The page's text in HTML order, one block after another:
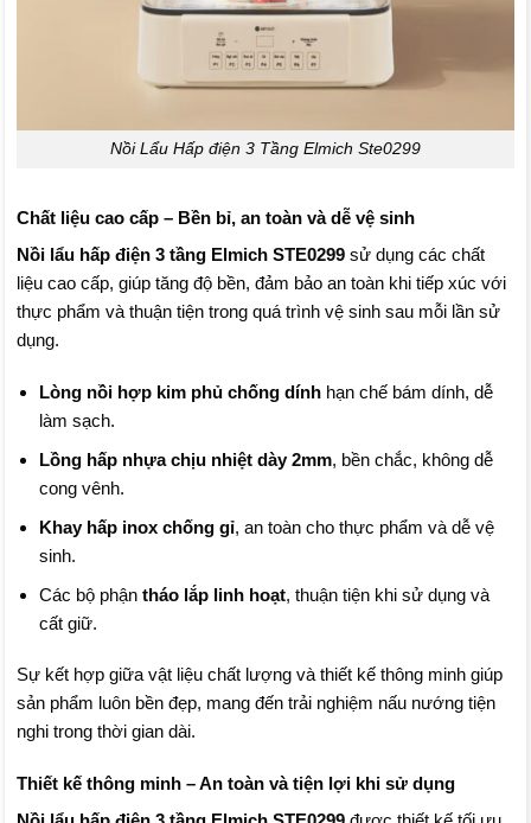
Nồi Lẩu Hấp điện 3 Tầng Elmich Ste0299
Chất liệu cao cấp – Bền bỉ, an toàn và dễ vệ sinh
Nồi lẩu hấp điện 3 tầng Elmich STE0299sử dụng các chất
liệu cao cấp, giúp tăng độ bền, đảm bảo an toàn khi tiếp xúc với
thực phẩm và thuận tiện trong quá trình vệ sinh sau mỗi lần sử
dụng.
Lòng nồi hợp kim phủ chống dính hạn chế bám dính, dễ
làm sạch.
Lồng hấp nhựa chịu nhiệt dày 2mm, bền chắc, không dễ
cong vênh.
Khay hấp inox chống gỉ, an toàn cho thực phẩm và dễ vệ
sinh.
Các bộ phậntháo lắp linh hoạt, thuận tiện khi sử dụng và
cất giữ.
Sự kết hợp giữa vật liệu chất lượng và thiết kế thông minh giúp
sản phẩm luôn bền đẹp, mang đến trải nghiệm nấu nướng tiện
nghi trong thời gian dài.
Thiết kế thông minh – An toàn và tiện lợi khi sử dụng